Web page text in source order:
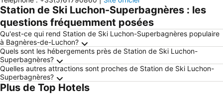
Station de Ski Luchon-Superbagnères : les
questions fréquemment posées
Qu'est-ce qui rend Station de Ski Luchon-Superbagnères populaire
à Bagnères-de-Luchon?
Quels sont les hébergements près de Station de Ski Luchon-
Superbagnères?
Quelles autres attractions sont proches de Station de Ski Luchon-
Superbagnères?
Plus de Top Hotels